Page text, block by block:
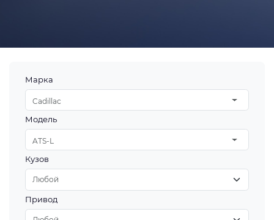
Марка
Cadillac
Модель
ATS-L
Кузов
Привод